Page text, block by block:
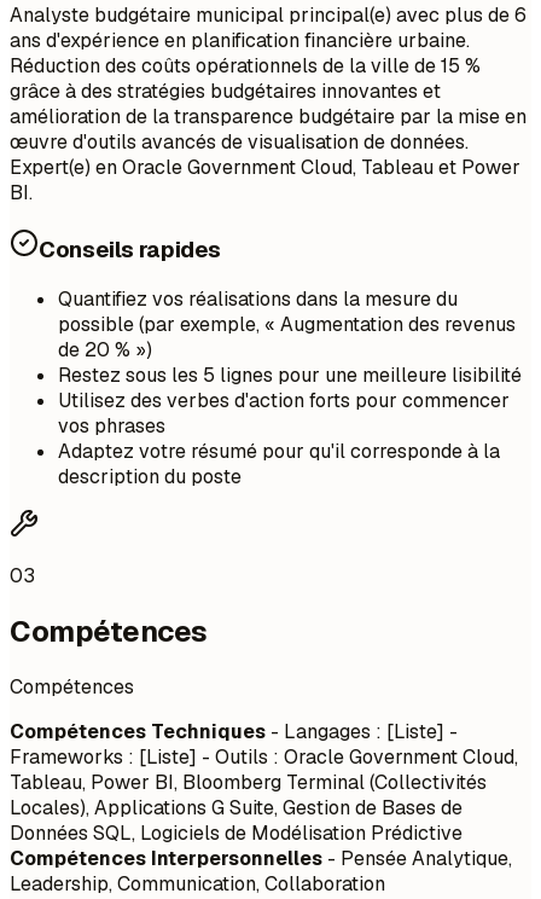
Analyste budgétaire municipal principal(e) avec plus de 6
ans d'expérience en planification financière urbaine.
Réduction des coûts opérationnels de la ville de 15 %
grâce à des stratégies budgétaires innovantes et
amélioration de la transparence budgétaire par la mise en
œuvre d'outils avancés de visualisation de données.
Expert(e) en Oracle Government Cloud, Tableau et Power
BI.
Conseils rapides
Quantifiez vos réalisations dans la mesure du
possible (par exemple, « Augmentation des revenus
de 20 % »)
Restez sous les 5 lignes pour une meilleure lisibilité
Utilisez des verbes d'action forts pour commencer
vos phrases
Adaptez votre résumé pour qu'il corresponde à la
description du poste
03
Compétences
Compétences
Compétences Techniques - Langages : [Liste] -
Frameworks : [Liste] - Outils : Oracle Government Cloud,
Tableau, Power BI, Bloomberg Terminal (Collectivités
Locales), Applications G Suite, Gestion de Bases de
Données SQL, Logiciels de Modélisation Prédictive
Compétences Interpersonnelles - Pensée Analytique,
Leadership, Communication, Collaboration